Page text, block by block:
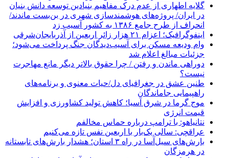
گلایه اطهاری از عدم درک مفاهیم بنیادین توسعه دانش بنیان
در ایران/ پروژه‌های هوشمندسازی شهری در بن‌بست ماندند/
انحراف از طرح جامع ۱۳۸۶ به کشور آسیب زد
اینفوگرافیک؛ اعزام ۲۱ هزار زائر اربعین از آذربایجان‌شرقی
وام ودیعه مسکن برای آسیب‌دیدگان جنگ پرداخت می‌شود؛
جزئیات مبالغ اعلام شد
دوراهی ماندن و رفتن / چرا حقوق بالاتر دیگر مانع مهاجرت
نیست؟
طنین عشق در جغرافیای دل/حیات معنوی و برنامه‌های
راهپیمایی جاماندگان
موج گرما در شرق آسیا؛ کاهش تولید کشاورزی و افزایش
قیمت انرژی
نتانیاهو: با ترامپ درباره حماس مخالفم
عراقچی: سالی یک‌بار با اربعین نفس تازه می‌کنیم
بارش‌های سیل‌آسا در راه ۳ استان؛ هشدار بارش‌های تابستانه
در هرمزگان